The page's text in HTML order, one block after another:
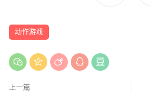
动作游戏
上一篇